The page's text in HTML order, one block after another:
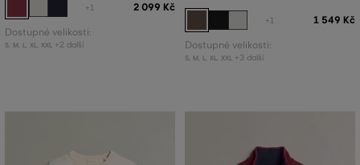
+1 2 099 Kč
Dostupné velikosti:
S, M L XL XXL +2 další
+1 1 549 Kč
Dostupné velikosti:
S, M L XL XXL +3 další